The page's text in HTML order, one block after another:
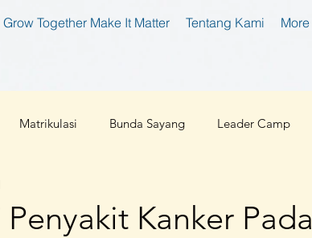
Grow Together Make It Matter Tentang Kami More
Matrikulasi Bunda Sayang Leader Camp
Produktif
Kanker Pada